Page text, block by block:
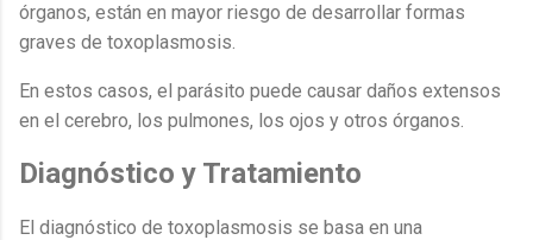
órganos, están en mayor riesgo de desarrollar formas
graves de toxoplasmosis.
En estos casos, el parásito puede causar daños extensos
en el cerebro, los pulmones, los ojos y otros órganos.
Diagnóstico y Tratamiento
El diagnóstico de toxoplasmosis se basa en una